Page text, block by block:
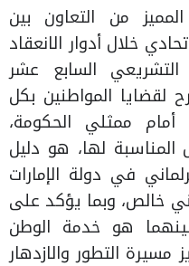
من التعاون بين
خلال أدوار الانعقاد
التشريعي السابع عشر
المواطنين بكل
ممثلي الحكومة،
المناسبة لها، هو دليل
في دولة الإمارات
خالص، وبما يؤكد على
هو خدمة الوطن
التطور والازدهار